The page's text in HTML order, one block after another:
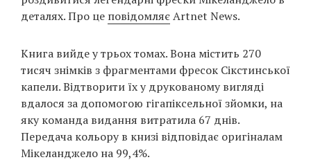
деталях. Про це повідомляєArtnet News.
Книга вийде у трьох томах. Вона містить 270
тисяч знімків з фрагментами фресок Сікстинської
капели. Відтворити їх у друкованому вигляді
вдалося за допомогою гігапіксельної зйомки, на
яку команда видання витратила 67 днів.
Передача кольору в книзі відповідає оригіналам
Мікеланджело на 99,4%.